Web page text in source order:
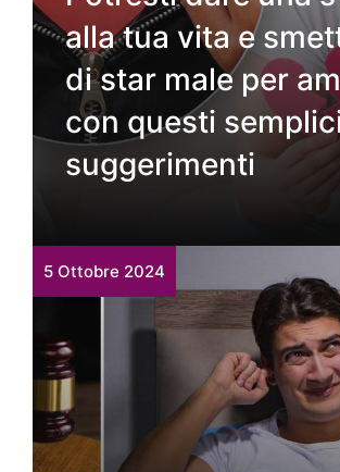
alla tua vita e
di star male per
con questi
suggerimenti
5 Ottobre 2024